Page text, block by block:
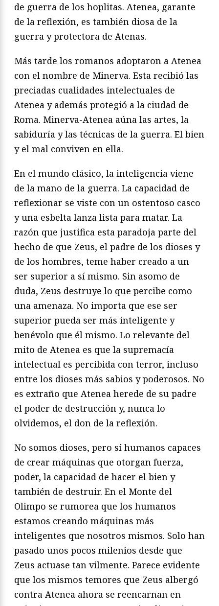
de guerra de los hoplitas. Atenea, garante
de la reflexión, es también diosa de la
guerra y protectora de Atenas.
Más tarde los romanos adoptaron a Atenea
con el nombre de Minerva. Esta recibió las
preciadas cualidades intelectuales de
Atenea y además protegió a la ciudad de
Roma. Minerva-Atenea aúna las artes, la
sabiduría y las técnicas de la guerra. El bien
y el mal conviven en ella.
En el mundo clásico, la inteligencia viene
de la mano de la guerra. La capacidad de
reflexionar se viste con un ostentoso casco
y una esbelta lanza lista para matar. La
razón que justifica esta paradoja parte del
hecho de que Zeus, el padre de los dioses y
de los hombres, teme haber creado a un
ser superior a sí mismo. Sin asomo de
duda, Zeus destruye lo que percibe como
una amenaza. No importa que ese ser
superior pueda ser más inteligente y
benévolo que él mismo. Lo relevante del
mito de Atenea es que la supremacía
intelectual es percibida con terror, incluso
entre los dioses más sabios y poderosos. No
es extraño que Atenea herede de su padre
el poder de destrucción y, nunca lo
olvidemos, el don de la reflexión.
No somos dioses, pero sí humanos capaces
de crear máquinas que otorgan fuerza,
poder, la capacidad de hacer el bien y
también de destruir. En el Monte del
Olimpo se rumorea que los humanos
estamos creando máquinas más
inteligentes que nosotros mismos. Solo han
pasado unos pocos milenios desde que
Zeus actuase tan vilmente. Parece evidente
que los mismos temores que Zeus albergó
contra Atenea ahora se reencarnan en